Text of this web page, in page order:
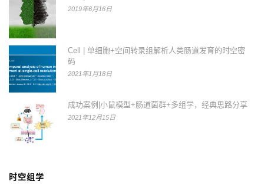
2019年6月16日
Cell | 单细胞+空间转录组解析人类肠道发育的时空密
码
2021年1月18日
成功案例|小鼠模型+肠道菌群+多组学，经典思路分享
2021年12月15日
时空组学